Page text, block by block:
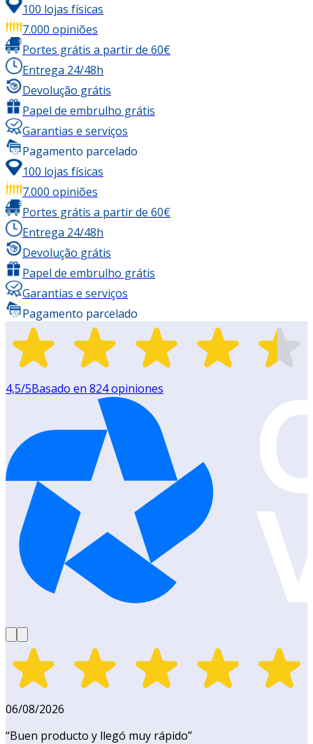
100 lojas físicas
7.000 opiniões
Portes grátis a partir de 60€
Entrega 24/48h
Devolução grátis
Papel de embrulho grátis
Garantias e serviços
Pagamento parcelado
100 lojas físicas
7.000 opiniões
Portes grátis a partir de 60€
Entrega 24/48h
Devolução grátis
Papel de embrulho grátis
Garantias e serviços
Pagamento parcelado
4,5/5Basado en 824opiniones
06/08/2026
“Buen producto y llegó muy rápido”